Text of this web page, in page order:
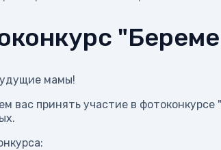
мамы!
вас принять участие в